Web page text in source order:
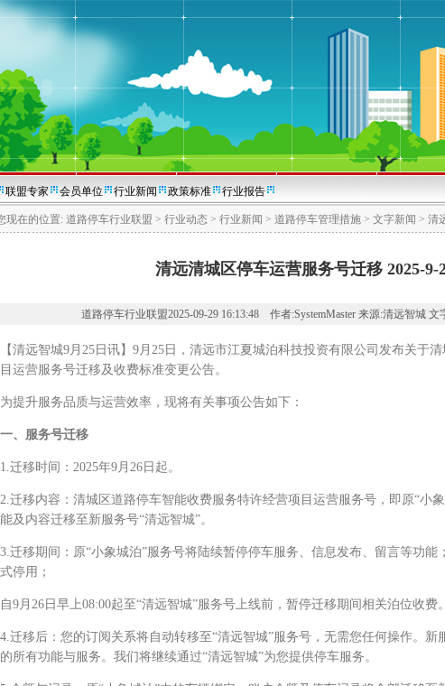
联盟专家 会员单位 行业新闻 政策标准 行业报告
现在的位置: 道路停车行业联盟 > 行业动态 > 行业新闻 > 道路停车管理措施 > 文字新闻 > 清
清远清城区停车运营服务号迁移 2025-9-
道路停车行业联盟2025-09-29 16:13:48 作者:SystemMaster 来源:清远智城 文
远智城9月25日讯】9月25日，清远市江夏城泊科技投资有限公司发布关于清
运营服务号迁移及收费标准变更公告。
升服务品质与运营效率，现将有关事项公告如下：
一、服务号迁移
移时间：2025年9月26日起。
移内容：清城区道路停车智能收费服务特许经营项目运营服务号，即原“小象
及内容迁移至新服务号“清远智城”。
移期间：原“小象城泊”服务号将陆续暂停停车服务、信息发布、留言等功能
停用；
26日早上08:00起至“清远智城”服务号上线前，暂停迁移期间相关泊位收费。
移后：您的订阅关系将自动转移至“清远智城”服务号，无需您任何操作。新
所有功能与服务。我们将继续通过“清远智城”为您提供停车服务。